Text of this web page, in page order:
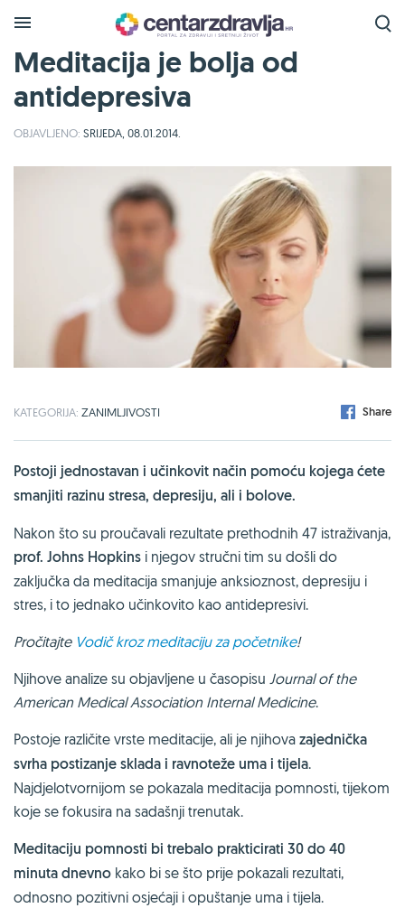
Meditacija je bolja od
antidepresiva
OBJAVLJENO: SRIJEDA, 08.01.2014.
KATEGORIJA: ZANIMLJIVOSTI Share
Postoji jednostavan i učinkovit način pomoću kojega ćete
smanjiti razinu stresa, depresiju, ali i bolove.
Nakon što su proučavali rezultate prethodnih 47 istraživanja,
prof. Johns Hopkins i njegov stručni tim su došli do
zaključka da meditacija smanjuje anksioznost, depresiju i
stres, i to jednako učinkovito kao antidepresivi.
Pročitajte Vodič kroz meditaciju za početnike!
Njihove analize su objavljene u časopisu Journal of the
American Medical Association Internal Medicine.
Postoje različite vrste meditacije, ali je njihova zajednička
svrha postizanje sklada i ravnoteže uma i tijela.
Najdjelotvornijom se pokazala meditacija pomnosti, tijekom
koje se fokusira na sadašnji trenutak.
Meditaciju pomnosti bi trebalo prakticirati 30 do 40
minuta dnevno kako bi se što prije pokazali rezultati,
odnosno pozitivni osjećaji i opuštanje uma i tijela.